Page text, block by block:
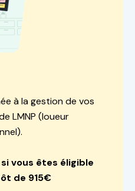
à la gestion de vos
LMNP (loueur
vous êtes éligible
de 915€